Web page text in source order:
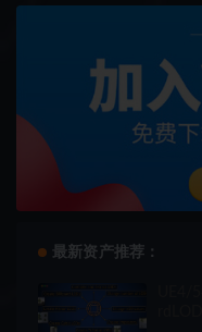
最新资产推荐：